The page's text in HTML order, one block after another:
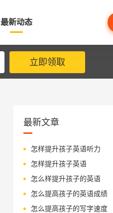
最新动态
立即领取
最新文章
怎样提升孩子英语听力
怎样提升孩子英语
怎么样提升孩子的英语
怎么提高孩子的英语成绩
怎么提高孩子的写字速度